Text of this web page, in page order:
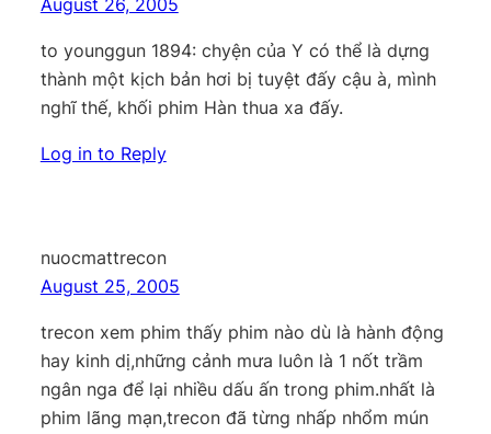
to younggun 1894: chyện của Y có thể là dựng
thành một kịch bản hơi bị tuyệt đấy cậu à, mình
nghĩ thế, khối phim Hàn thua xa đấy.
Log in to Reply
nuocmattrecon
August 25, 2005
trecon xem phim thấy phim nào dù là hành động
hay kinh dị,những cảnh mưa luôn là 1 nốt trầm
ngân nga để lại nhiều dấu ấn trong phim.nhất là
phim lãng mạn,trecon đã từng nhấp nhổm mún